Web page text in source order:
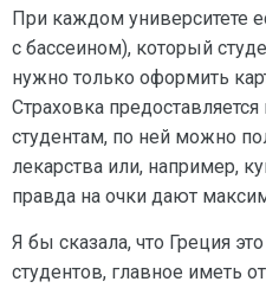
При каждом университете
с бассеином), который
нужно только оформить
Страховка
студентам, по ней можно
лекарства или, например,
правда на очки дают
Я бы сказала, что Греция
студентов, главное иметь